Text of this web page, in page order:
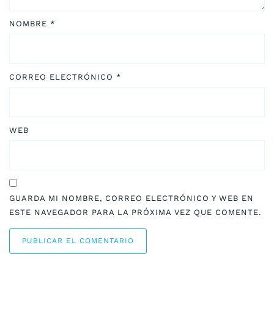
NOMBRE *
CORREO ELECTRÓNICO *
WEB
GUARDA MI NOMBRE, CORREO ELECTRÓNICO Y WEB EN
ESTE NAVEGADOR PARA LA PRÓXIMA VEZ QUE COMENTE.